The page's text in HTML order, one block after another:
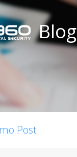
Blog
Post